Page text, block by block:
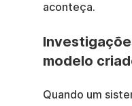
aconteça.
modelo
Quando um